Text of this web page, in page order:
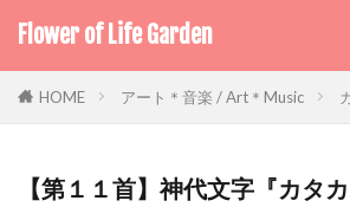
Flower of Life Garden
HOME アート＊音楽 / Art＊Music
【第１１首】神代文字『カタ